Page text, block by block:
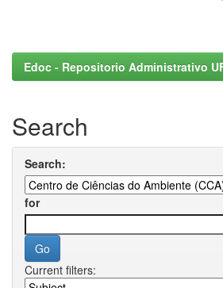
Edoc - Repositorio Administrativo
Search
Search:
for
Current filters: